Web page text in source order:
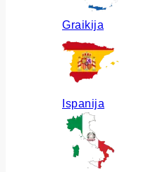
Graikija
Ispanija